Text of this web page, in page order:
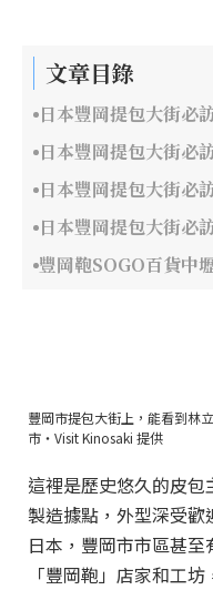
文章目錄
日本豐岡提包大街
日本豐岡提包大街
日本豐岡提包大街必
日本豐岡提包大街
豐岡鞄SOGO百貨中
豐岡市提包大街上，能看到林
市・Visit Kinosaki 提供
這裡是歷史悠久的皮
製造據點，外型深受
日本，豐岡市市區甚
「豐岡鞄」店家和工